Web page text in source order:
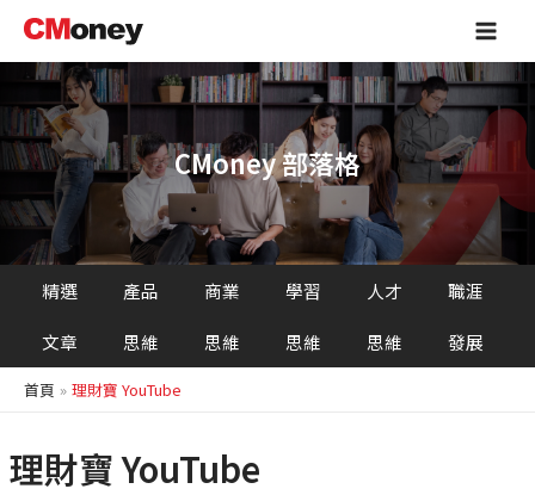
主
容
Main
CMoney 部落格
精選
文章
產品
思維
商業
思維
學習
思維
人才
思維
職涯
發展
首頁 理財寶 YouTube
理財寶 YouTube